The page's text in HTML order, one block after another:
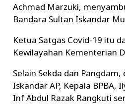
Achmad Marzuki,
Bandara Sultan Iskandar
Ketua Satgas Covid-19 itu
Kewilayahan Kementerian
Selain Sekda dan
Iskandar AP, Kepala BPBA,
Inf Abdul Razak Rangkuti